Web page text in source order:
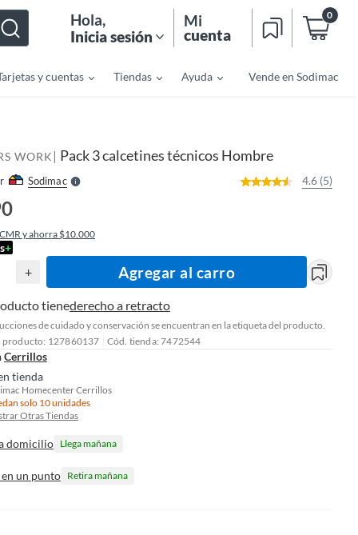
Hola,
Inicia sesión
Mi
cuenta
0
y cuentas Tiendas Ayuda Vende en Sodimac
WORK | Pack 3 calcetines técnicos Hombre
SodimacS
l
l
4.6 (5)
y ahorra $10.000
+
+ Agregar al carro
tienederecho a retracto
de cuidado y conservación se encuentran en la etiqueta del producto.
producto: 127860137
Cód. tienda: 7472544
Cerrillos
tienda
Homecenter Cerrillos
solo 10 unidades
Otras Tiendas
domicilio Llega mañana
un punto Retira mañana